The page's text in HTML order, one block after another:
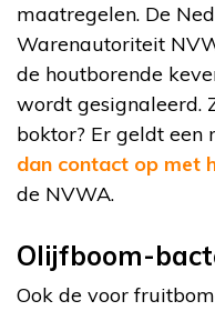
maatregelen. De
Warenautoriteit
de houtborende
wordt gesignaleerd.
boktor? Er geldt een
dan contact op met
de NVWA.
Olijfboom-
Ook de voor